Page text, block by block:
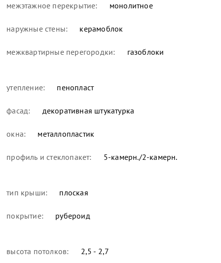
межэтажное перекрытие: монолитное
наружные стены: керамоблок
межквартирные перегородки: газоблоки
утепление: пенопласт
фасад: декоративная штукатурка
окна: металлопластик
профиль и стеклопакет: 5-камерн./2-камерн.
тип крыши: плоская
покрытие: рубероид
высота потолков: 2,5 - 2,7